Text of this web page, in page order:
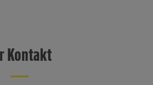
und etwa 3.140 Auszubildenden) ist
die umsatzstärkste von insgesamt
Kontakt